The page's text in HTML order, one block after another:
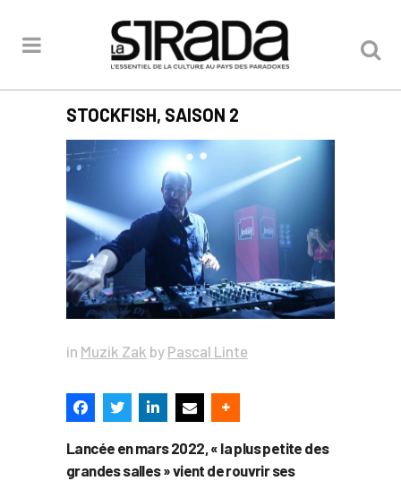
STOCKFISH, SAISON 2
in Muzik Zak by Pascal Linte
Lancée en mars 2022, « la plus petite des
grandes salles » vient de rouvrir ses